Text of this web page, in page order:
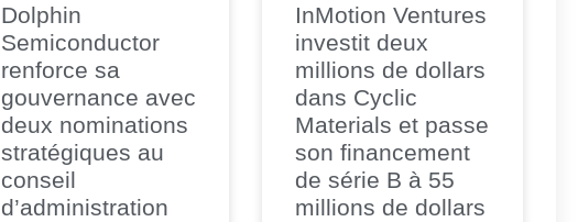
Dolphin
Semiconductor
renforce sa
gouvernance avec
deux nominations
stratégiques au
conseil
d’administration
InMotion Ventures
investit deux
millions de dollars
dans Cyclic
Materials et passe
son financement
de série B à 55
millions de dollars